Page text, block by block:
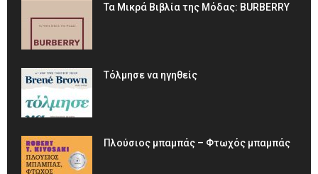
Τα Μικρά Βιβλία της Μόδας: BURBERRY
Τόλμησε να ηγηθείς
Πλούσιος μπαμπάς – Φτωχός μπαμπάς